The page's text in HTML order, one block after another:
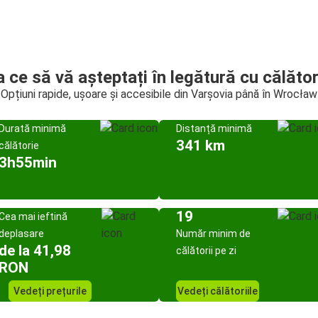
ce să vă așteptați în legătură cu
Opțiuni rapide, ușoare și accesibile din Varșovia până în Wrocław
minimă
Distanță minimă
341 km
mai ieftină
la 41,98
Vedeți prețurile
19
Număr minim de
călătorii pe zi
Vedeți călătoriile